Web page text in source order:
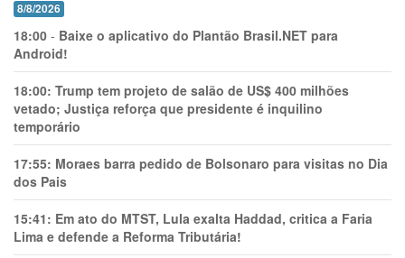
8/8/2026
18:00 - Baixe o aplicativo do Plantão Brasil.NET para
Android!
18:00: Trump tem projeto de salão de US$ 400 milhões
vetado; Justiça reforça que presidente é inquilino
temporário
17:55: Moraes barra pedido de Bolsonaro para visitas no Dia
dos Pais
15:41: Em ato do MTST, Lula exalta Haddad, critica a Faria
Lima e defende a Reforma Tributária!